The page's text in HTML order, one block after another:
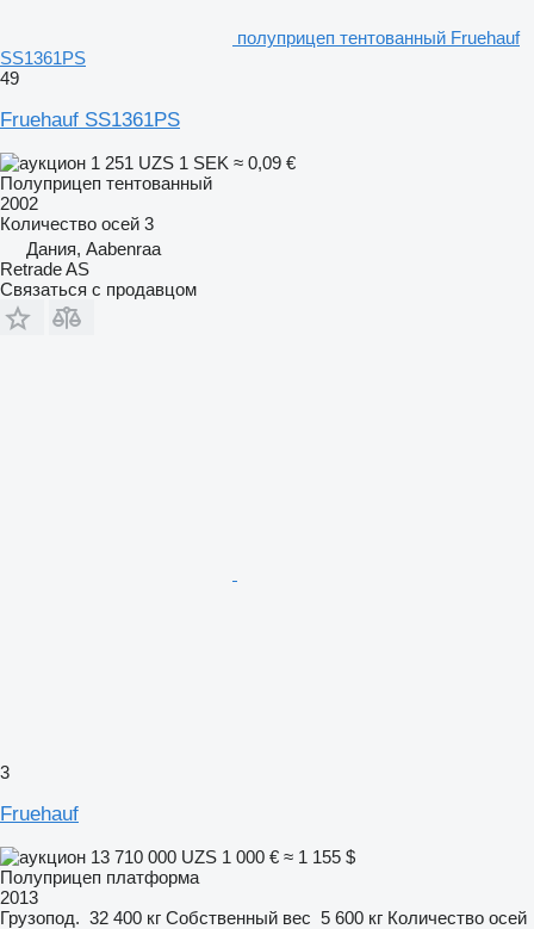
полуприцеп тентованный Fruehauf
SS1361PS
49
Fruehauf SS1361PS
1 251 UZS 1 SEK ≈ 0,09 €
Полуприцеп тентованный
2002
Количество осей 3
Дания, Aabenraa
Retrade AS
Связаться с продавцом
3
Fruehauf
13 710 000 UZS 1 000 € ≈ 1 155 $
Полуприцеп платформа
2013
Грузопод. 32 400 кг Собственный вес 5 600 кг Количество осей